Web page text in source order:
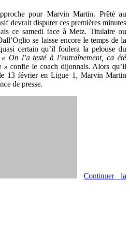
pour Marvin Martin. Prêté au
devrait disputer ces premières minutes
ce samedi face à Metz. Titulaire ou
se laisse encore le temps de la
certain qu’il foulera la pelouse du
« On l’a testé à l’entraînement, ca été
» confie le coach dijonnais. Alors qu’il
13 février en Ligue 1, Marvin Martin
de presse.
Continuer la